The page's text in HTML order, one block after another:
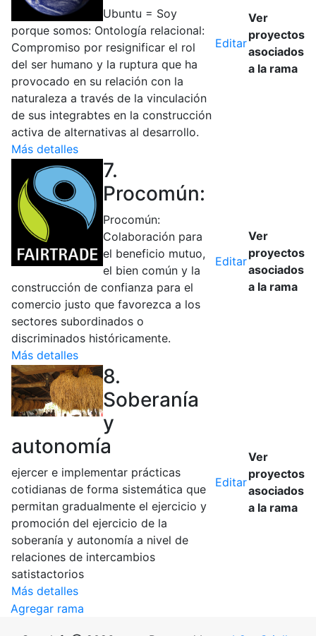
Ubuntu = Soy
porque somos: Ontología relacional:
Compromiso por resignificar el rol
del ser humano y la ruptura que ha
provocado en su relación con la
naturaleza a través de la vinculación
de sus integrabtes en la construcción
activa de alternativas al desarrollo.
Más detalles
Editar
Ver
proyectos
asociados
a la rama
7.
Procomún:
Procomún:
Colaboración para
el beneficio mutuo,
el bien común y la
construcción de confianza para el
comercio justo que favorezca a los
sectores subordinados o
discriminados históricamente.
Más detalles
Editar
Ver
proyectos
asociados
a la rama
8.
Soberanía
y
autonomía
ejercer e implementar prácticas
cotidianas de forma sistemática que
permitan gradualmente el ejercicio y
promoción del ejercicio de la
soberanía y autonomía a nivel de
relaciones de intercambios
satistactorios
Más detalles
Editar
Ver
proyectos
asociados
a la rama
Agregar rama